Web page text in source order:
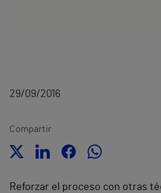
29/09/2016
Compartir
Reforzar el proceso con otras